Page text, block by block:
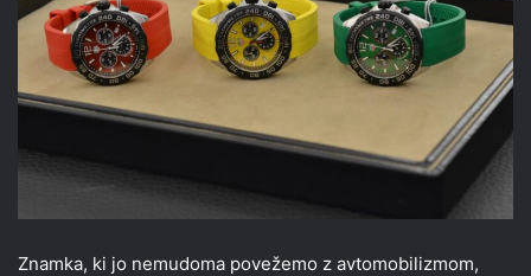
Znamka, ki jo nemudoma povežemo z avtomobilizmom,